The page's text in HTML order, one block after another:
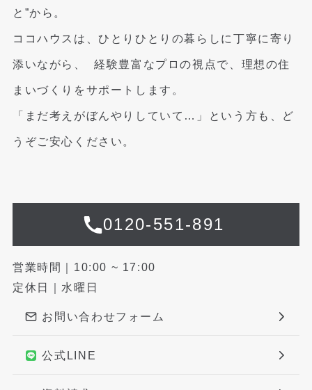
と”から。
ココハウスは、ひとりひとりの暮らしに丁寧に寄り
添いながら、経験豊富なプロの視点で、理想の住
まいづくりをサポートします。
「まだ考えがぼんやりしていて…」という方も、ど
うぞご安心ください。
0120-551-891
営業時間｜10:00 ~ 17:00
定休日｜水曜日
お問い合わせフォーム
公式LINE